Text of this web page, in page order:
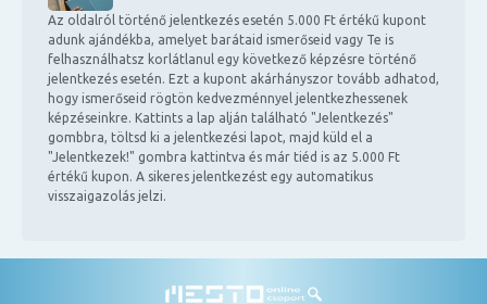
Az oldalról történő jelentkezés esetén 5.000 Ft értékű kupont
adunk ajándékba, amelyet barátaid ismerőseid vagy Te is
felhasználhatsz korlátlanul egy következő képzésre történő
jelentkezés esetén. Ezt a kupont akárhányszor tovább adhatod,
hogy ismerőseid rögtön kedvezménnyel jelentkezhessenek
képzéseinkre. Kattints a lap alján található "Jelentkezés"
gombbra, töltsd ki a jelentkezési lapot, majd küld el a
"Jelentkezek!" gombra kattintva és már tiéd is az 5.000 Ft
értékű kupon. A sikeres jelentkezést egy automatikus
visszaigazolás jelzi.